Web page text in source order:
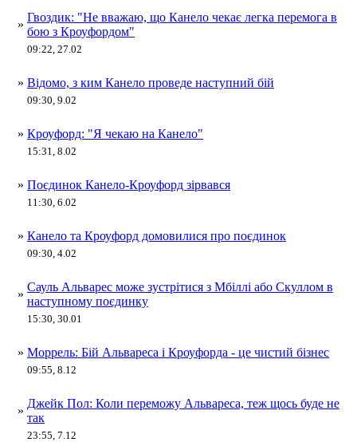
»
Гвоздик: "Не вважаю, що Канело чекає легка перемога в
бою з Кроуфордом"
09:22, 27.02
» Відомо, з ким Канело проведе наступний бій
09:30, 9.02
» Кроуфорд: "Я чекаю на Канело"
15:31, 8.02
» Поєдинок Канело-Кроуфорд зірвався
11:30, 6.02
» Канело та Кроуфорд домовилися про поєдинок
09:30, 4.02
»
Сауль Альварес може зустрітися з Мбіллі або Скуллом в
наступному поєдинку
15:30, 30.01
» Моррель: Бій Альвареса і Кроуфорда - це чистий бізнес
09:55, 8.12
»
Джейк Пол: Коли переможу Альвареса, теж щось буде не
так
23:55, 7.12